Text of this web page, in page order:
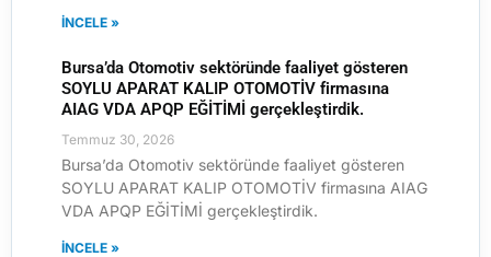
İNCELE »
Bursa’da Otomotiv sektöründe faaliyet gösteren
SOYLU APARAT KALIP OTOMOTİV firmasına
AIAG VDA APQP EĞİTİMİ gerçekleştirdik.
Temmuz 30, 2026
Bursa’da Otomotiv sektöründe faaliyet gösteren
SOYLU APARAT KALIP OTOMOTİV firmasına AIAG
VDA APQP EĞİTİMİ gerçekleştirdik.
İNCELE »